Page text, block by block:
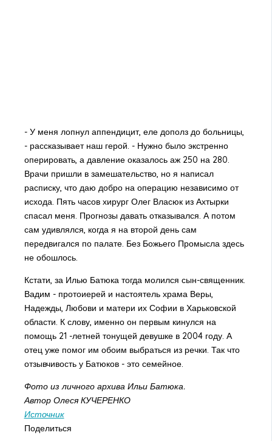
- У меня лопнул аппендицит, еле дополз до больницы,
- рассказывает наш герой. - Нужно было экстренно
оперировать, а давление оказалось аж 250 на 280.
Врачи пришли в замешательство, но я написал
расписку, что даю добро на операцию независимо от
исхода. Пять часов хирург Олег Власюк из Ахтырки
спасал меня. Прогнозы давать отказывался. А потом
сам удивлялся, когда я на второй день сам
передвигался по палате. Без Божьего Промысла здесь
не обошлось.
Кстати, за Илью Батюка тогда молился сын-священник.
Вадим - протоиерей и настоятель храма Веры,
Надежды, Любови и матери их Софии в Харьковской
области. К слову, именно он первым кинулся на
помощь 21 -летней тонущей девушке в 2004 году. А
отец уже помог им обоим выбраться из речки. Так что
отзывчивость у Батюков - это семейное.
Фото из личного архива Ильи Батюка.
Автор Олеся КУЧЕРЕНКО
Источник
Поделиться